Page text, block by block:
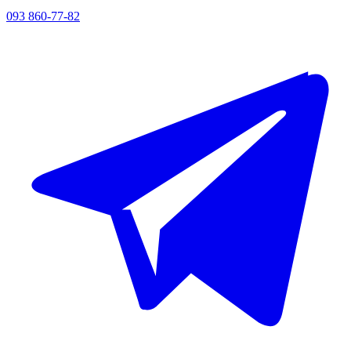
093 860-77-82